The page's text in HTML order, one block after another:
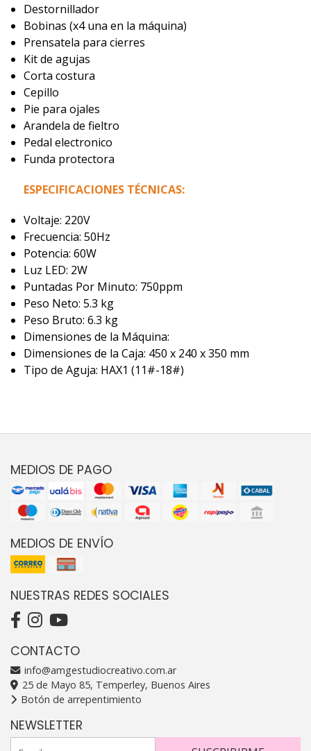
Destornillador
Bobinas (x4 una en la máquina)
Prensatela para cierres
Kit de agujas
Corta costura
Cepillo
Pie para ojales
Arandela de fieltro
Pedal electronico
Funda protectora
ESPECIFICACIONES TÉCNICAS:
Voltaje: 220V
Frecuencia: 50Hz
Potencia: 60W
Luz LED: 2W
Puntadas Por Minuto: 750ppm
Peso Neto: 5.3 kg
Peso Bruto: 6.3 kg
Dimensiones de la Máquina:
Dimensiones de la Caja: 450 x 240 x 350 mm
Tipo de Aguja: HAX1 (11#-18#)
MEDIOS DE PAGO
MEDIOS DE ENVÍO
NUESTRAS REDES SOCIALES
CONTACTO
info@amgestudiocreativo.com.ar
25 de Mayo 85, Temperley, Buenos Aires
Botón de arrepentimiento
NEWSLETTER